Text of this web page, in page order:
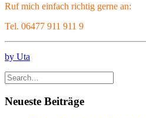
Ruf mich einfach richtig gerne an:
Tel. 06477 911 911 9
by Uta
Neueste Beiträge